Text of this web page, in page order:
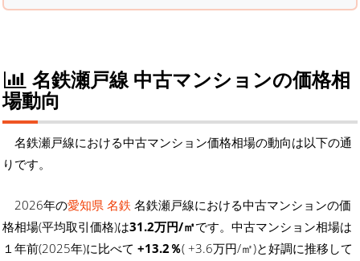
名鉄瀬戸線 中古マンションの価格相
場動向
名鉄瀬戸線における中古マンション価格相場の動向は以下の通
りです。
2026年の愛知県 名鉄 名鉄瀬戸線における中古マンションの価
格相場(平均取引価格)は31.2万円/㎡です。中古マンション相場は
１年前(2025年)に比べて +13.2％( +3.6万円/㎡)と好調に推移して